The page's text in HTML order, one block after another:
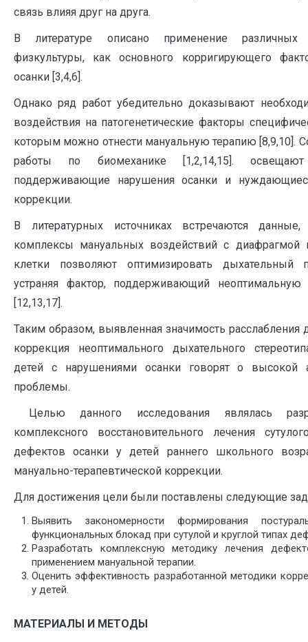
связь влияя друг на друга.
В литературе описано применение различных
физкультуры, как основного корригирующего
осанки [3,4,6].
Однако ряд работ убедительно доказывают
воздействия на патогенетические факторы
которым можно отнести мануальную терапию [8,9,10].
работы по биомеханике [1,2,14,15].
поддерживающие нарушения осанки и
коррекции.
В литературных источниках встречаются
комплексы мануальных воздействий с
клетки позволяют оптимизировать дыхательный
устраняя фактор, поддерживающий неоптимальную
[12,13,17].
Таким образом, выявленная значимость
коррекция неоптимального дыхательного
детей с нарушениями осанки говорят о высокой
проблемы.
Целью данного исследования являлась
комплексного восстановительного лечения
дефектов осанки у детей раннего школьного
мануально-терапевтической коррекции.
Для достижения цели были поставлены следующие
Выявить закономерности формирования
функциональных блокад при сутулой и круглой типах
Разработать комплексную методику лечения
применением мануальной терапии.
Оценить эффективность разработанной методики
у детей.
МАТЕРИАЛЫ И МЕТОДЫ